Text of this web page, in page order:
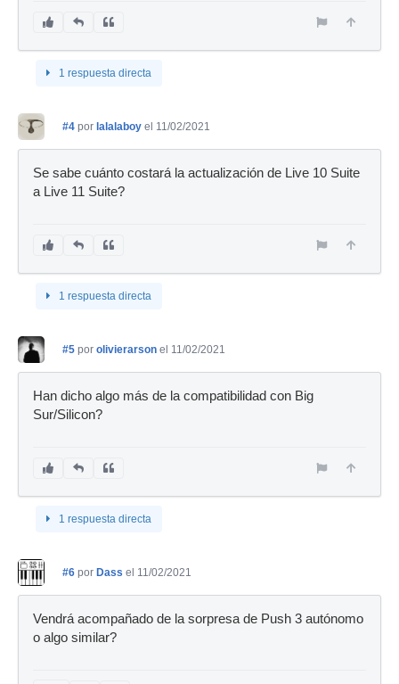
1 respuesta directa
#4 por lalalaboy el 11/02/2021
Se sabe cuánto costará la actualización de Live 10 Suite
a Live 11 Suite?
1 respuesta directa
#5 por olivierarson el 11/02/2021
Han dicho algo más de la compatibilidad con Big
Sur/Silicon?
1 respuesta directa
#6 por Dass el 11/02/2021
Vendrá acompañado de la sorpresa de Push 3 autónomo
o algo similar?